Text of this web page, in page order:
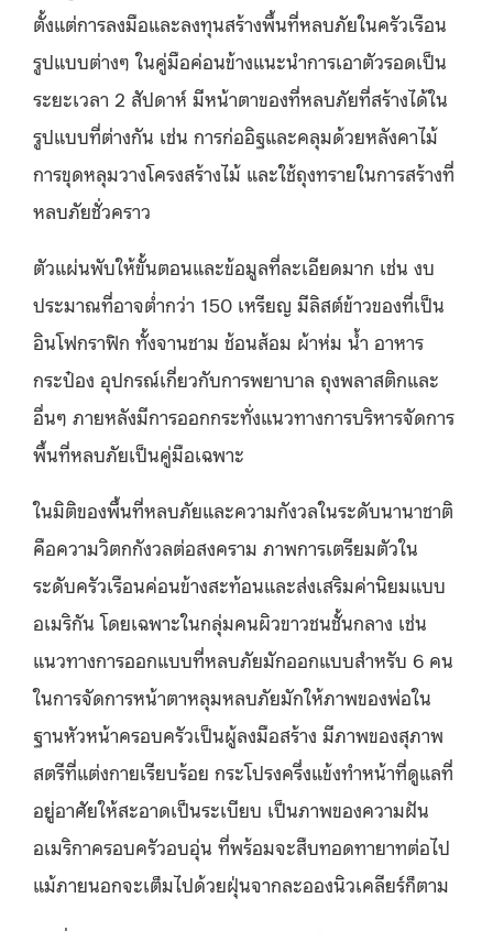
ตั้งแต่การลงมือและลงทุนสร้างพื้นที่หลบภัยในครัวเรือน
รูปแบบต่างๆ ในคู่มือค่อนข้างแนะนำการเอาตัวรอดเป็น
ระยะเวลา 2 สัปดาห์ มีหน้าตาของที่หลบภัยที่สร้างได้ใน
รูปแบบที่ต่างกัน เช่น การก่ออิฐและคลุมด้วยหลังคาไม้
การขุดหลุมวางโครงสร้างไม้ และใช้ถุงทรายในการสร้างที่
หลบภัยชั่วคราว
ตัวแผ่นพับให้ขั้นตอนและข้อมูลที่ละเอียดมาก เช่น งบ
ประมาณที่อาจต่ำกว่า 150 เหรียญ มีลิสต์ข้าวของที่เป็น
อินโฟกราฟิก ทั้งจานชาม ช้อนส้อม ผ้าห่ม น้ำ อาหาร
กระป๋อง อุปกรณ์เกี่ยวกับการพยาบาล ถุงพลาสติกและ
อื่นๆ ภายหลังมีการออกกระทั่งแนวทางการบริหารจัดการ
พื้นที่หลบภัยเป็นคู่มือเฉพาะ
ในมิติของพื้นที่หลบภัยและความกังวลในระดับนานาชาติ
คือความวิตกกังวลต่อสงคราม ภาพการเตรียมตัวใน
ระดับครัวเรือนค่อนข้างสะท้อนและส่งเสริมค่านิยมแบบ
อเมริกัน โดยเฉพาะในกลุ่มคนผิวขาวชนชั้นกลาง เช่น
แนวทางการออกแบบที่หลบภัยมักออกแบบสำหรับ 6 คน
ในการจัดการหน้าตาหลุมหลบภัยมักให้ภาพของพ่อใน
ฐานหัวหน้าครอบครัวเป็นผู้ลงมือสร้าง มีภาพของสุภาพ
สตรีที่แต่งกายเรียบร้อย กระโปรงครึ่งแข้งทำหน้าที่ดูแลที่
อยู่อาศัยให้สะอาดเป็นระเบียบ เป็นภาพของความฝัน
อเมริกาครอบครัวอบอุ่น ที่พร้อมจะสืบทอดทายาทต่อไป
แม้ภายนอกจะเต็มไปด้วยฝุ่นจากละอองนิวเคลียร์ก็ตาม